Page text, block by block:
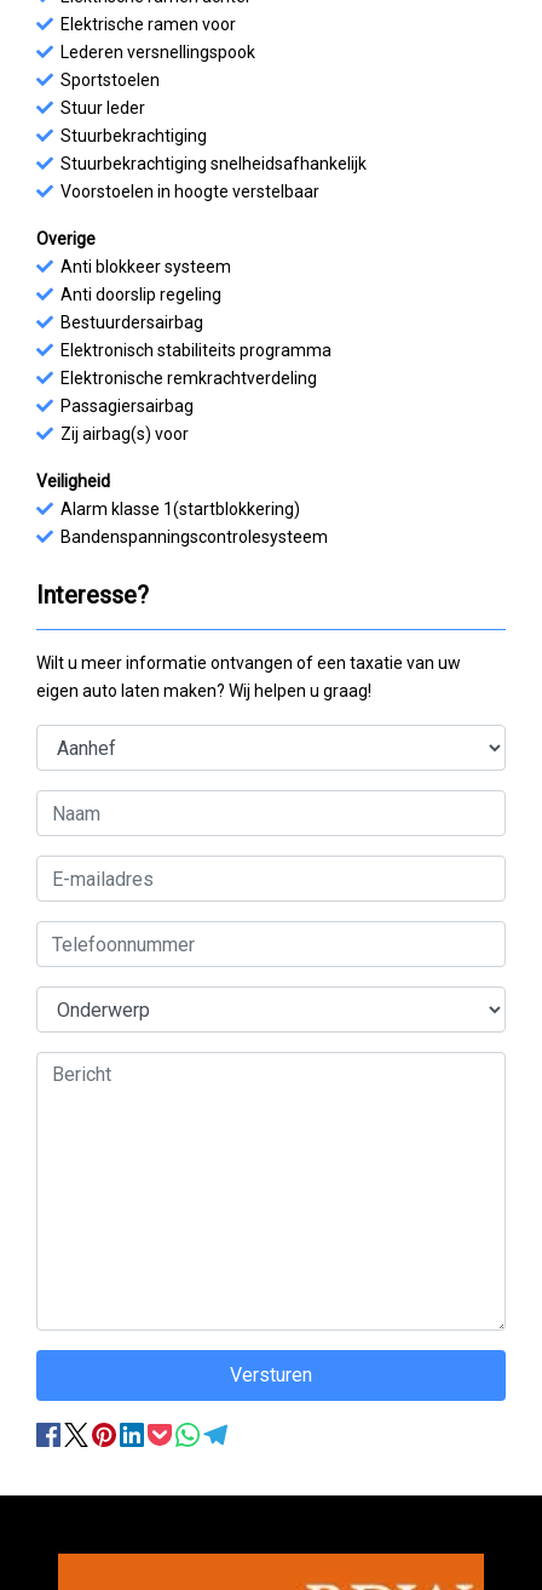
Elektrische ramen voor
Lederen versnellingspook
Sportstoelen
Stuur leder
Stuurbekrachtiging
Stuurbekrachtiging snelheidsafhankelijk
Voorstoelen in hoogte verstelbaar
Overige
Anti blokkeer systeem
Anti doorslip regeling
Bestuurdersairbag
Elektronisch stabiliteits programma
Elektronische remkrachtverdeling
Passagiersairbag
Zij airbag(s) voor
Veiligheid
Alarm klasse 1(startblokkering)
Bandenspanningscontrolesysteem
Interesse?
Wilt u meer informatie ontvangen of een taxatie van uw
eigen auto laten maken? Wij helpen u graag!
Versturen